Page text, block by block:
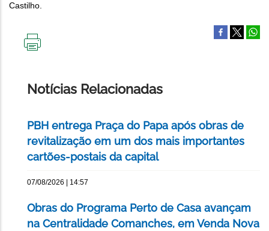
Castilho.
Notícias Relacionadas
PBH entrega Praça do Papa após obras de
revitalização em um dos mais importantes
cartões-postais da capital
07/08/2026 | 14:57
Obras do Programa Perto de Casa avançam
na Centralidade Comanches, em Venda Nova